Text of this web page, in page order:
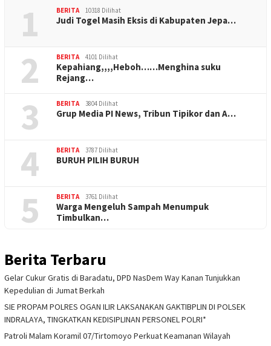
1 BERITA 10318 Dilihat
Judi Togel Masih Eksis di Kabupaten Jepa…
2 BERITA 4101 Dilihat
Kepahiang,,,,Heboh……Menghina suku
Rejang…
3 BERITA 3804 Dilihat
Grup Media PI News, Tribun Tipikor dan A…
4 BERITA 3787 Dilihat
BURUH PILIH BURUH
5 BERITA 3761 Dilihat
Warga Mengeluh Sampah Menumpuk
Timbulkan…
Berita Terbaru
Gelar Cukur Gratis di Baradatu, DPD NasDem Way Kanan Tunjukkan
Kepedulian di Jumat Berkah
SIE PROPAM POLRES OGAN ILIR LAKSANAKAN GAKTIBPLIN DI POLSEK
INDRALAYA, TINGKATKAN KEDISIPLINAN PERSONEL POLRI*
Patroli Malam Koramil 07/Tirtomoyo Perkuat Keamanan Wilayah